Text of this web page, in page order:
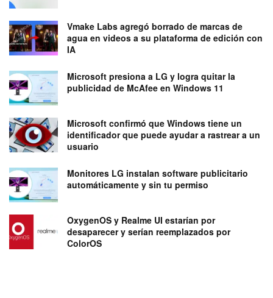
Vmake Labs agregó borrado de marcas de
agua en videos a su plataforma de edición con
IA
Microsoft presiona a LG y logra quitar la
publicidad de McAfee en Windows 11
Microsoft confirmó que Windows tiene un
identificador que puede ayudar a rastrear a un
usuario
Monitores LG instalan software publicitario
automáticamente y sin tu permiso
OxygenOS y Realme UI estarían por
desaparecer y serían reemplazados por
ColorOS